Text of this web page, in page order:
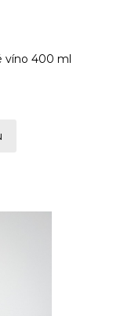
víno 400 ml